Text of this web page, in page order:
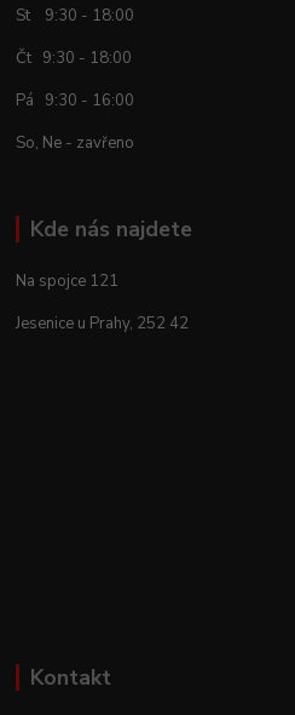
St 9:30 - 18:00
Čt 9:30 - 18:00
Pá 9:30 - 16:00
So, Ne - zavřeno
Kde nás najdete
Na spojce 121
Jesenice u Prahy, 252 42
Kontakt